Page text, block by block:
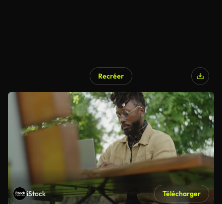
Recréer
iStock Télécharger